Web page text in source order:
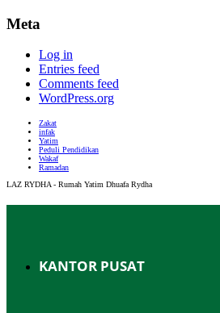
Meta
Log in
Entries feed
Comments feed
WordPress.org
Zakat
infak
Yatim
Peduli Pendidikan
Wakaf
Ramadan
LAZ RYDHA - Rumah Yatim Dhuafa Rydha
KANTOR PUSAT